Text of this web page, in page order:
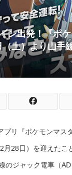
ン出発！『ポ
土）より山手
プリ『ポケモンマス
月28日）を迎えたこ
のジャック電車（